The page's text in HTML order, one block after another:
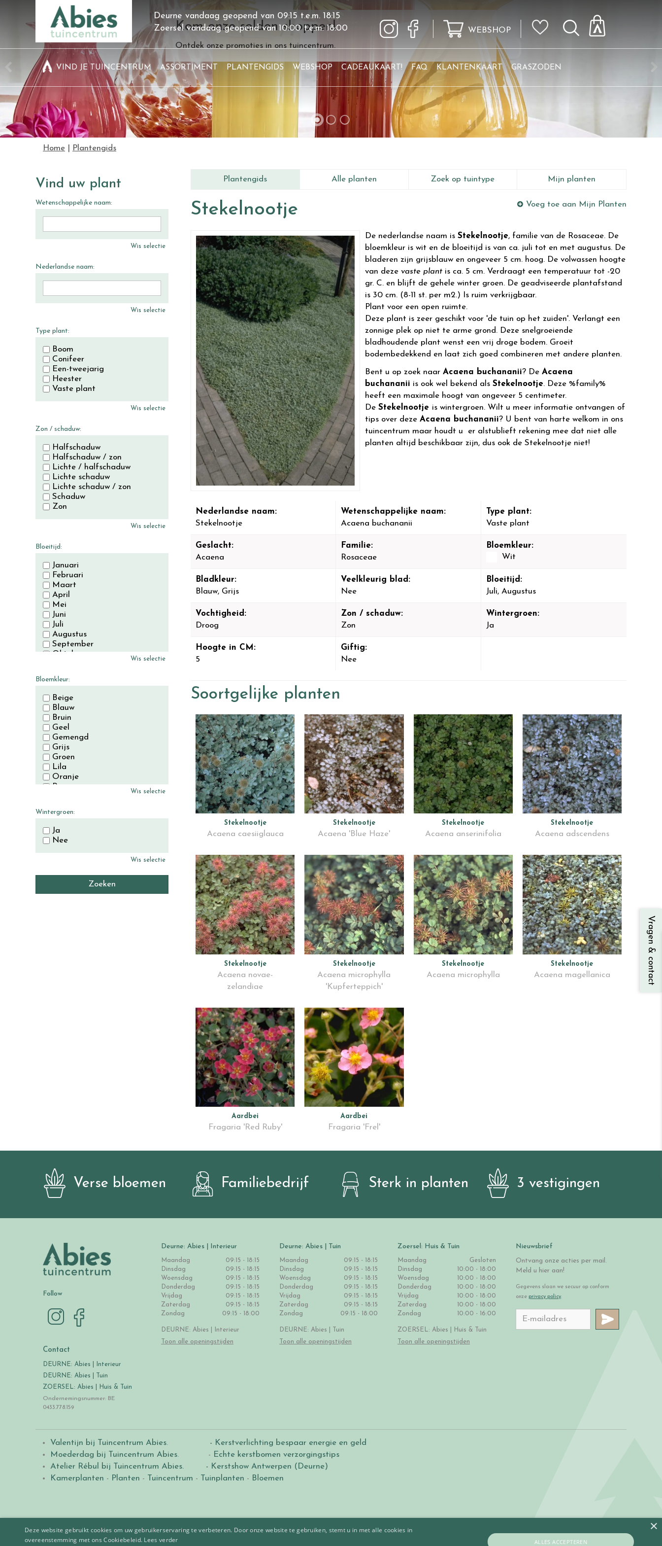
Kom onze solden shoppen!
Ontdek onze promoties in ons tuincentrum.
Home Plantengids
Deurne vandaag geopend van 09:15 t.e.m. 18:15
Zoersel vandaag geopend van10:00t.e.m.18:00 WEBSHOP
VIND JE TUINCENTRUM ASSORTIMENT PLANTENGIDS WEBSHOP CADEAUKAART! FAQ KLANTENKAART GRASZODEN
Plantengids Alle planten Zoek op tuintype Mijn planten
Stekelnootje Voeg toe aan Mijn Planten
De nederlandse naam is Stekelnootje, familie van de Rosaceae. De
bloemkleur is wit en de bloeitijd is van ca. juli tot en met augustus. De
bladeren zijn grijsblauw en ongeveer 5 cm. hoog. De volwassen hoogte
van deze vaste plant is ca. 5 cm. Verdraagt een temperatuur tot -20
gr. C. en blijft de gehele winter groen. De geadviseerde plantafstand
is 30 cm. (8-11 st. per m2.) Is ruim verkrijgbaar.
Plant voor een open ruimte.
Deze plant is zeer geschikt voor 'de tuin op het zuiden'. Verlangt een
zonnige plek op niet te arme grond. Deze snelgroeiende
bladhoudende plant wenst een vrij droge bodem. Groeit
bodembedekkend en laat zich goed combineren met andere planten.
Bent u op zoek naar Acaena buchananii? De Acaena
buchananii is ook wel bekend als Stekelnootje. Deze %family%
heeft een maximale hoogt van ongeveer 5 centimeter.
De Stekelnootje is wintergroen. Wilt u meer informatie ontvangen of
tips over deze Acaena buchananii? U bent van harte welkom in ons
tuincentrum maar houdt u er alstublieft rekening mee dat niet alle
planten altijd beschikbaar zijn, dus ook de Stekelnootje niet!
Nederlandse naam:
Stekelnootje
Wetenschappelijke naam:
Acaena buchananii
Type plant:
Vaste plant
Geslacht:
Acaena
Familie:
Rosaceae
Bloemkleur:
Wit
Bladkleur:
Blauw, Grijs
Veelkleurig blad:
Nee
Bloeitijd:
Juli, Augustus
Vochtigheid:
Droog
Zon / schaduw:
Zon
Wintergroen:
Ja
Hoogte in CM:
5
Giftig:
Nee
Soortgelijke planten
Stekelnootje
Acaena caesiiglauca
Stekelnootje
Acaena 'Blue Haze'
Stekelnootje
Acaena anserinifolia
Stekelnootje
Acaena adscendens
Stekelnootje
Acaena novae-
zelandiae
Stekelnootje
Acaena microphylla
'Kupferteppich'
Stekelnootje
Acaena microphylla
Stekelnootje
Acaena magellanica
Aardbei
Fragaria 'Red Ruby'
Aardbei
Fragaria 'Frel'
Vind uw plant
Wetenschappelijke naam:
Wis selectie
Nederlandse naam:
Wis selectie
Type plant:
Boom
Conifeer
Een-tweejarig
Heester
Vaste plant
Wis selectie
Zon / schaduw:
Halfschaduw
Halfschaduw / zon
Lichte / halfschaduw
Lichte schaduw
Lichte schaduw / zon
Schaduw
Zon
Wis selectie
Bloeitijd:
Januari
Februari
Maart
April
Mei
Juni
Juli
Augustus
September
Oktober
Wis selectie
Bloemkleur:
Beige
Blauw
Bruin
Geel
Gemengd
Grijs
Groen
Lila
Oranje
Paars
Wit
Zwart
Wis selectie
Wintergroen:
Ja
Nee
Wis selectie
Verse bloemen Familiebedrijf Sterk in planten 3 vestigingen
Follow
Contact
DEURNE: Abies | Interieur
DEURNE: Abies | Tuin
ZOERSEL: Abies | Huis & Tuin
Ondernemingsnummer: BE
0433.778.159
Deurne: Abies | Interieur
Maandag
09:15 - 18:15
Dinsdag
09:15 - 18:15
Woensdag
09:15 - 18:15
Donderdag
09:15 - 18:15
Vrijdag
09:15 - 18:15
Zaterdag
09:15 - 18:15
Zondag
09:15 - 18:00
DEURNE: Abies | Interieur
Toon alle openingstijden
Deurne: Abies | Tuin
Maandag
09:15 - 18:15
Dinsdag
09:15 - 18:15
Woensdag
09:15 - 18:15
Donderdag
09:15 - 18:15
Vrijdag
09:15 - 18:15
Zaterdag
09:15 - 18:15
Zondag
09:15 - 18:00
DEURNE: Abies | Tuin
Toon alle openingstijden
Zoersel: Huis & Tuin
Maandag
Gesloten
Dinsdag
10:00 - 18:00
Woensdag
10:00 - 18:00
Donderdag
10:00 - 18:00
Vrijdag
10:00 - 18:00
Zaterdag
10:00 - 18:00
Zondag
10:00 - 16:00
ZOERSEL: Abies | Huis & Tuin
Toon alle openingstijden
Nieuwsbrief
Ontvang onze acties per mail.
Meld u hier aan!
Gegevens slaan we secuur op conform
onze privacy policy.
Valentijn bij Tuincentrum Abies.
- Kerstverlichting bespaar energie en geld
Moederdag bij Tuincentrum Abies. - Echte kerstbomen verzorgingstips
Atelier Rébul bij Tuincentrum Abies.
- Kerstshow Antwerpen (Deurne)
Kamerplanten - Planten - Tuincentrum - Tuinplanten - Bloemen
Vragen & contact
×
Deze website gebruikt cookies om uw gebruikerservaring te verbeteren. Door onze website te gebruiken, stemt u in met alle cookies in
overeenstemming met ons Cookiebeleid. Lees verder ALLES ACCEPTEREN